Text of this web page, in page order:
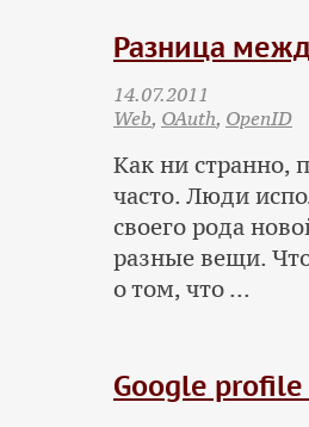
Разница
14.07.2011
Web, OAuth, OpenID
Как ни странно,
часто. Люди
своего рода
разные вещи.
о том, что ...
Google